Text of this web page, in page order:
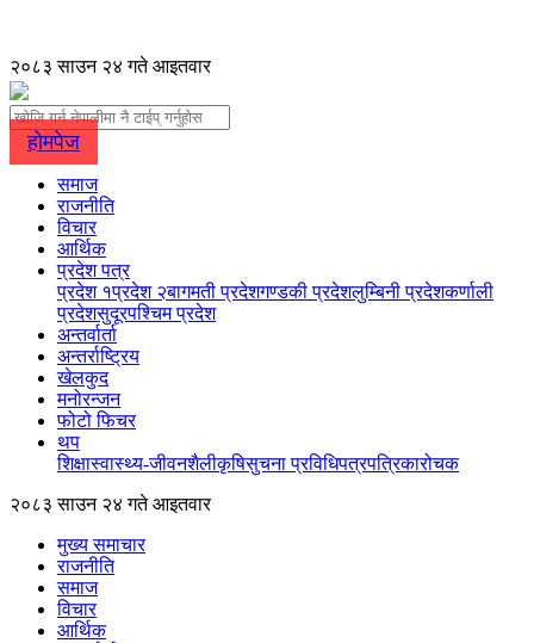
२०८३ साउन २४ गते आइतवार
होमपेज
समाज
राजनीति
विचार
आर्थिक
प्रदेश पत्र
प्रदेश १प्रदेश २बागमती प्रदेशगण्डकी प्रदेशलुम्बिनी प्रदेशकर्णाली
प्रदेशसुदूरपश्चिम प्रदेश
अन्तर्वार्ता
अन्तर्राष्ट्रिय
खेलकुद
मनोरन्जन
फोटो फिचर
थप
शिक्षास्वास्थ्य-जीवनशैलीकृषिसुचना प्रविधिपत्रपत्रिकारोचक
२०८३ साउन २४ गते आइतवार
मुख्य समाचार
राजनीति
समाज
विचार
आर्थिक